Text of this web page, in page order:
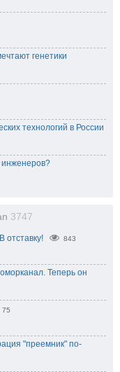
генетики
технологий в России
3747
отставку! 843
Теперь он
75
"преемник" по-